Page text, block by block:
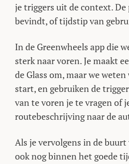
je triggers uit de context. De
bevindt, of tijdstip van
In de Greenwheels app die
sterk naar voren. Je maakt
de Glass om, maar we
start, en gebruiken de
van te voren je te vragen of
routebeschrijving naar de
Als je vervolgens in de
ook nog binnen het goede